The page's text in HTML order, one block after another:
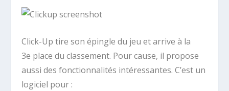
Click-Up tire son épingle du jeu et arrive à la
3e place du classement. Pour cause, il propose
aussi des fonctionnalités intéressantes. C’est un
logiciel pour :